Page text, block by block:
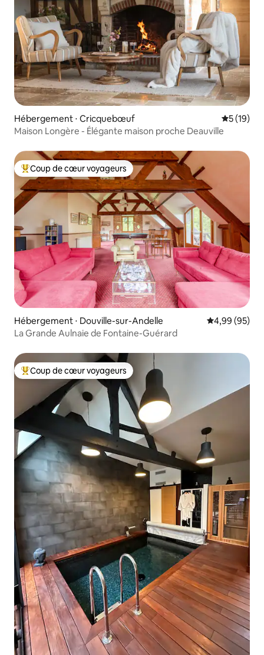
Hébergement ⋅ Cricquebœuf
5 (19)
Maison Longère - Élégante maison proche Deauville
Coups de cœur voyageurs les plus appréciés
Coup de cœur voyageurs
Hébergement ⋅ Douville-sur-Andelle Évaluation
4,99 (95)
La Grande Aulnaie de Fontaine-Guérard
Coups de cœur voyageurs les plus appréciés
Coup de cœur voyageurs